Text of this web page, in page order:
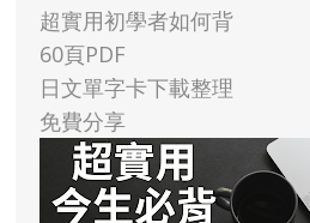
超實用初學者如何背
60頁PDF
日文單字卡下載整理
免費分享